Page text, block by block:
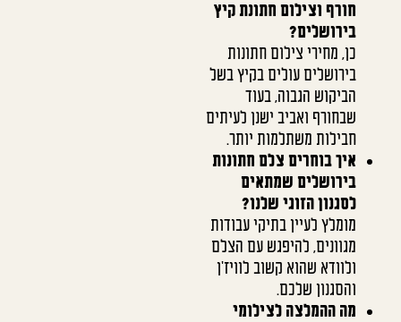
חורף וצילום חתונת קיץ
בירושלים?
כן, מחירי צילום חתונות
בירושלים עולים בקיץ בשל
הביקוש הגבוה, בעוד
שבחורף ואביב ישנן לעיתים
חבילות משתלמות יותר.
איך בוחרים צלם חתונות
בירושלים שמתאים
לסגנון הזוגי שלנו?
מומלץ לעיין בתיקי עבודות
מגוונים, להיפגש עם הצלם
ולוודא שהוא קשוב לוויז'ן
והסגנון שלכם.
מה ההמלצה לצילומי